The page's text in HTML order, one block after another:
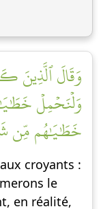
وَقَالَ ٱلَّذِينَ
وَلۡنَحۡمِلۡ
خَطَٰيَٰهُم مِّن
croyants :
le
en réalité,